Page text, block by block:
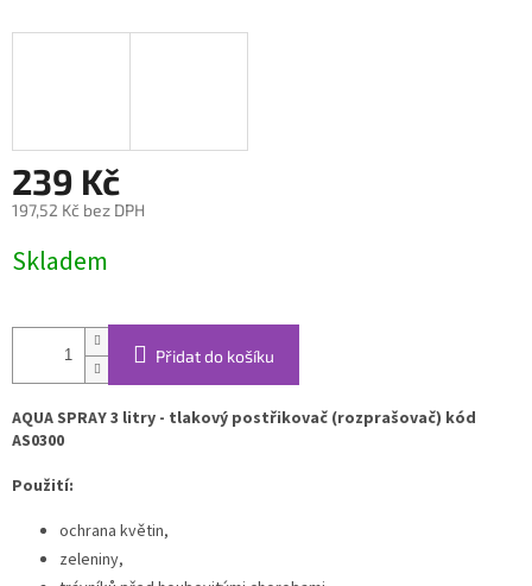
239 Kč
197,52 Kč bez DPH
cena:
Skladem
Přidat do košíku
AQUA SPRAY 3 litry - tlakový postřikovač (rozprašovač) kód
AS0300
Použití:
ochrana květin,
zeleniny,